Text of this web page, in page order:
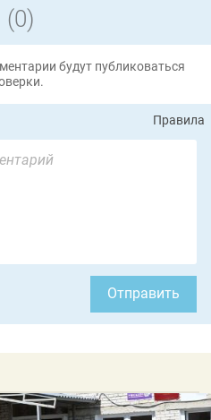
(0)
будут публиковаться
Правила
Отправить